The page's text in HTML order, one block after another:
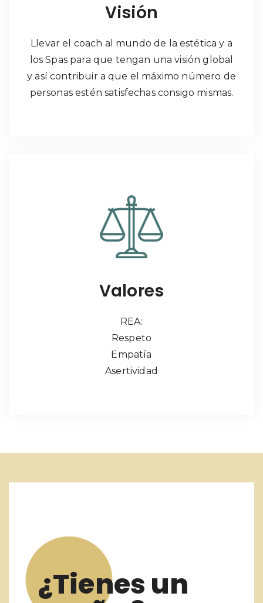
Visión
Llevar el coach al mundo de la estética y a
los Spas para que tengan una visión global
y así contribuir a que el máximo número de
personas estén satisfechas consigo mismas.
Valores
REA:
Respeto
Empatía
Asertividad
¿Tienes un